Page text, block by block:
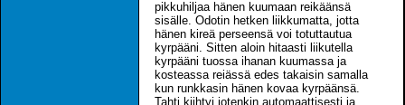
pikkuhiljaa hänen kuumaan reikäänsä
sisälle. Odotin hetken liikkumatta, jotta
hänen kireä perseensä voi totuttautua
kyrpääni. Sitten aloin hitaasti liikutella
kyrpääni tuossa ihanan kuumassa ja
kosteassa reiässä edes takaisin samalla
kun runkkasin hänen kovaa kyrpäänsä.
Tahti kiihtyi jotenkin automaattisesti ja